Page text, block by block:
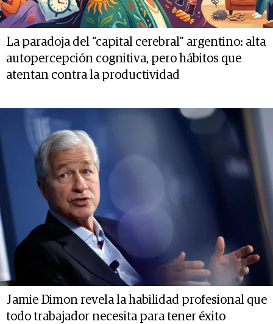
La paradoja del “capital cerebral” argentino: alta
autopercepción cognitiva, pero hábitos que
atentan contra la productividad
Jamie Dimon revela la habilidad profesional que
todo trabajador necesita para tener éxito